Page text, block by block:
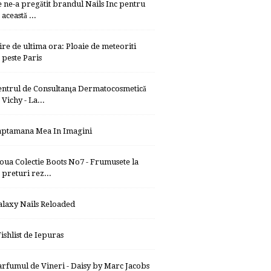
ne-a pregătit brandul Nails Inc pentru
această ...
de ultima ora: Ploaie de meteoriti
peste Paris
de Consultanţa Dermatocosmetică
Vichy - La...
Mea In Imagini
Colectie Boots No7 - Frumusete la
preturi rez...
Nails Reloaded
de Iepuras
de Vineri - Daisy by Marc Jacobs